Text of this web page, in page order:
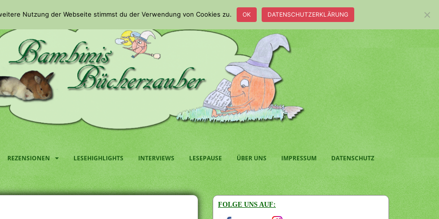
REZENSIONEN LESEHIGHLIGHTS INTERVIEWS LESEPAUSE ÜBER UNS IMPRESSUM DATENSCHUTZ
FOLGE UNS AUF:
Nutzung der Webseite stimmst du der Verwendung von Cookies zu. OK DATENSCHUTZERKLÄRUNG